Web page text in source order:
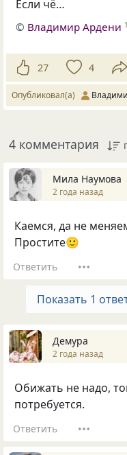
Если чё…
© Владимир Ардени
27 4
Опубликовал(а)
4 комментария
Мила Наумова
2 года назад
Каемся, да не
Простите🙂
Ответить
Показать 1
Демура
2 года назад
Обижать не надо,
потребуется.
Ответить